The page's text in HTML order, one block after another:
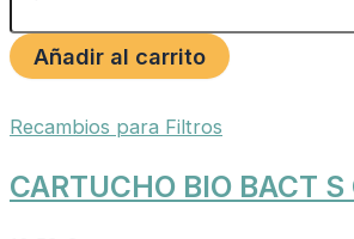
Añadir al carrito
Recambios para Filtros
CARTUCHO BIO BACT